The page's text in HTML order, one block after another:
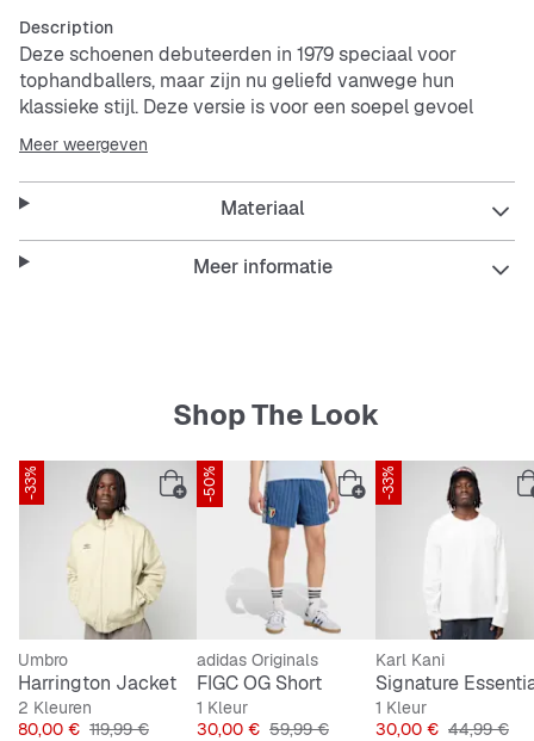
Description
Deze schoenen debuteerden in 1979 speciaal voor
tophandballers, maar zijn nu geliefd vanwege hun
klassieke stijl. Deze versie is voor een soepel gevoel
gemaakt van nubuck en suède. De zachte gumrubberen
loopzool blijft trouw aan z'n vintage oorsprong.
Features
Normale pasvorm
Meer weergeven
Materiaal
Meer informatie
Shop The Look
-33%
Umbro
Harrington Jacket
2 Kleuren
Prijs
80,00 € Originele Prijs
119,99 €
-50%
adidas Originals
FIGC OG Short
1 Kleur
Prijs
30,00 € Originele Prijs
59,99 €
-33%
Karl Kani
1 Kleur
Prijs
30,00 € Originele
44,99 €